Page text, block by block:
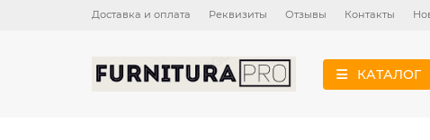
Доставка и оплата Реквизиты Отзывы Контакты
КАТАЛОГ